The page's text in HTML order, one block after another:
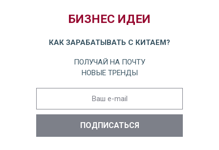
БИЗНЕС ИДЕИ
КАК ЗАРАБАТЫВАТЬ С КИТАЕМ?
ПОЛУЧАЙ НА ПОЧТУ
НОВЫЕ ТРЕНДЫ